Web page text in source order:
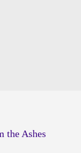
the Ashes